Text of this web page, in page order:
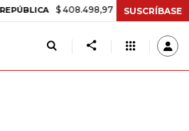
$ 408.498,97 +$ 8.753,81 +2,19%
SUSCRÍBASE